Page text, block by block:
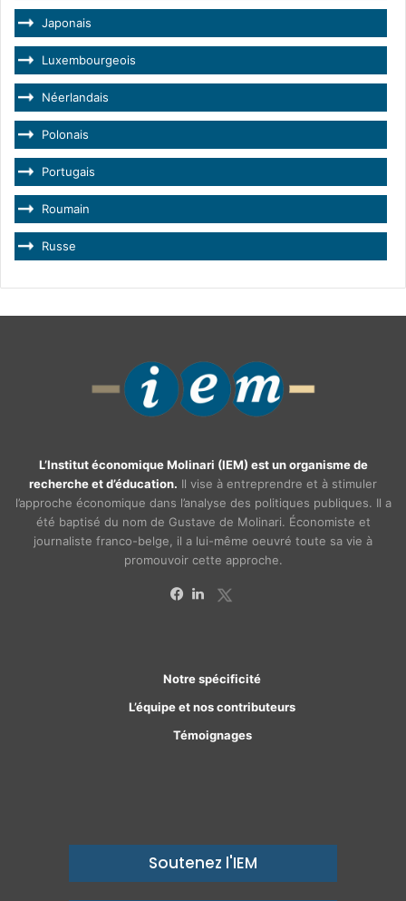
Japonais
Luxembourgeois
Néerlandais
Polonais
Portugais
Roumain
Russe
L’Institut économique Molinari (IEM) est un organisme de
recherche et d’éducation. Il vise à entreprendre et à stimuler
l’approche économique dans l’analyse des politiques publiques. Il a
été baptisé du nom de Gustave de Molinari. Économiste et
journaliste franco-belge, il a lui-même oeuvré toute sa vie à
promouvoir cette approche.
Notre spécificité
L’équipe et nos contributeurs
Témoignages
Soutenez l'IEM